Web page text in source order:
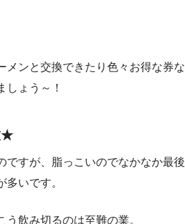
メンと交換できたり色々お得な券な
しょう～！
★
ですが、脂っこいのでなかなか最後
多いです。
飲み切るのは至難の業。